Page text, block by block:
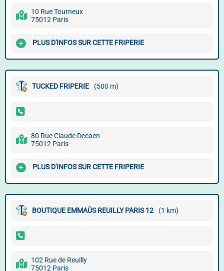
10 Rue Tourneux
75012 Paris
PLUS D'INFOS SUR CETTE FRIPERIE
TUCKED FRIPERIE (500 m)
80 Rue Claude Decaen
75012 Paris
PLUS D'INFOS SUR CETTE FRIPERIE
BOUTIQUE EMMAÜS REUILLY PARIS 12 (1 km)
102 Rue de Reuilly
75012 Paris